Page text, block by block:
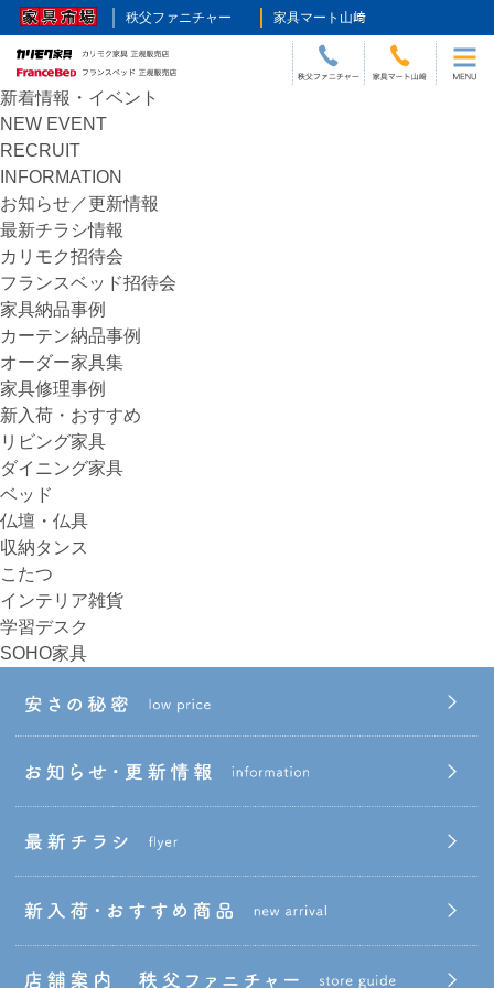
秩父ファニチャー 家具マート山﨑
HOME>決算処分
新着情報・イベント
NEW EVENT
RECRUIT
INFORMATION
お知らせ／更新情報
最新チラシ情報
カリモク招待会
フランスベッド招待会
家具納品事例
カーテン納品事例
オーダー家具集
家具修理事例
新入荷・おすすめ
リビング家具
ダイニング家具
ベッド
仏壇・仏具
収納タンス
こたつ
インテリア雑貨
学習デスク
SOHO家具